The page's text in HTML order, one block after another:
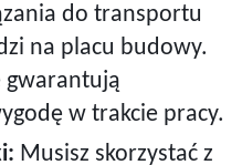
do transportu
na placu budowy.
gwarantują
w trakcie pracy.
Musisz skorzystać z